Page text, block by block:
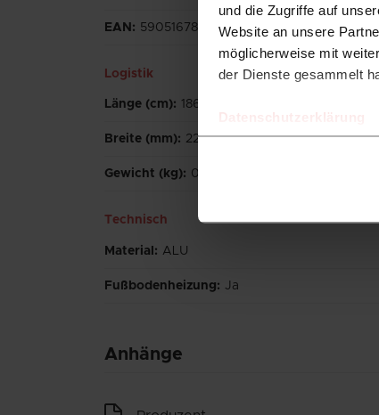
und die Zugriffe auf
Website an unsere
möglicherweise mit
der Dienste gesammelt
Datenschutzerklärung
EAN : 5905167816813
Logistik
Länge (cm): 186
Breite (mm): 22
Gewicht (kg): 0.215
Technisch
Material : ALU
Fußbodenheizung: Ja
Anhänge